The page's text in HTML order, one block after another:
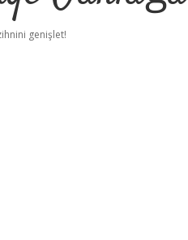
genişlet!